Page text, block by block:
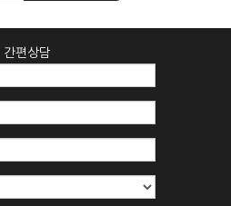
간편상담